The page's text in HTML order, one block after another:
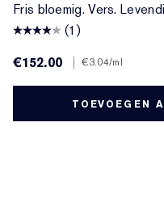
Fris bloemig. Vers.
(1)
€152.00
€3.04/ml
TOEVOEGEN